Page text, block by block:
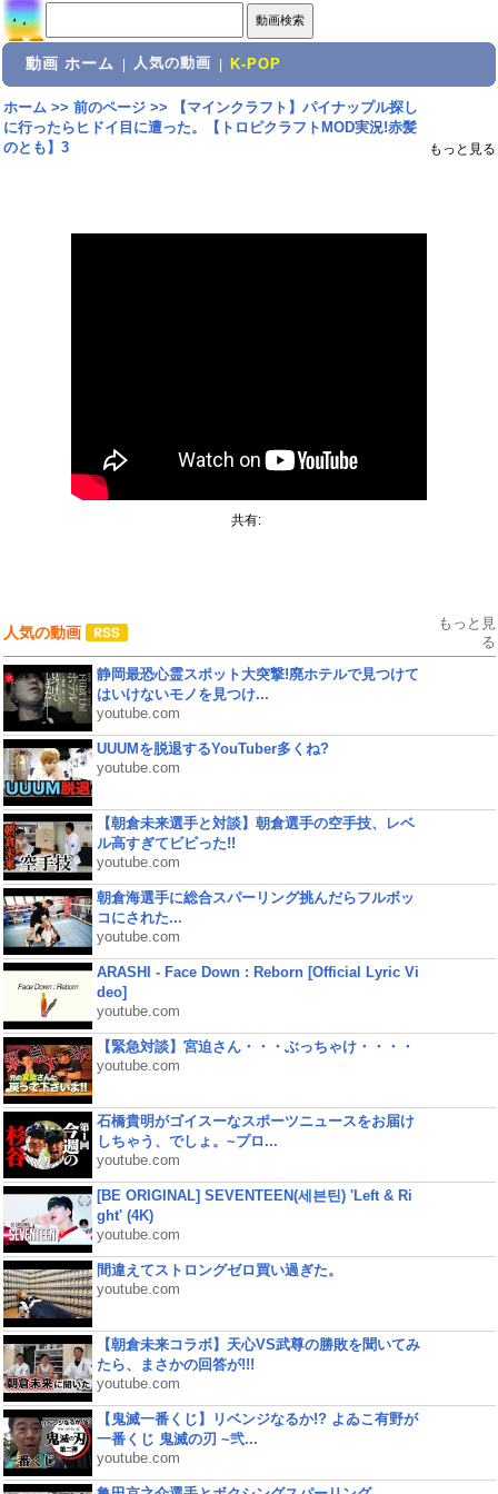
動画 ホーム 人気の動画 K-POP
ホーム>> 前のページ>>
【マインクラフト】パイナップル探し
に行ったらヒドイ目に遭った。【トロピクラフトMOD実況!赤髪
のとも】3
もっと見る
共有:
人気の動画
もっと見
る
静岡最恐心霊スポット大突撃!廃ホテルで見つけて
はいけないモノを見つけ...
youtube.com
UUUMを脱退するYouTuber多くね?
youtube.com
【朝倉未来選手と対談】朝倉選手の空手技、レベ
ル高すぎてビビった!!
youtube.com
朝倉海選手に総合スパーリング挑んだらフルボッ
コにされた...
youtube.com
ARASHI - Face Down : Reborn [Official Lyric Vi
deo]
youtube.com
【緊急対談】宮迫さん・・・ぶっちゃけ・・・・
youtube.com
石橋貴明がゴイスーなスポーツニュースをお届け
しちゃう、でしょ。~プロ...
youtube.com
[BE ORIGINAL] SEVENTEEN(세븐틴) 'Left & Ri
ght' (4K)
youtube.com
間違えてストロングゼロ買い過ぎた。
youtube.com
【朝倉未来コラボ】天心VS武尊の勝敗を聞いてみ
たら、まさかの回答が!!!
youtube.com
【鬼滅一番くじ】リベンジなるか!? よゐこ有野が
一番くじ 鬼滅の刃 ~弐...
youtube.com